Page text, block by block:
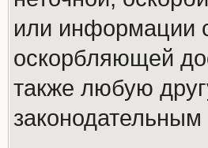
или информации
оскорбляющей
также любую